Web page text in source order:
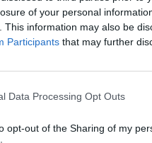
of your personal
This information may also be
Participants that may further
Data Processing Opt Outs
opt-out of the Sharing of my
και του ΕΟΠΥΥ
τρόποώστε να